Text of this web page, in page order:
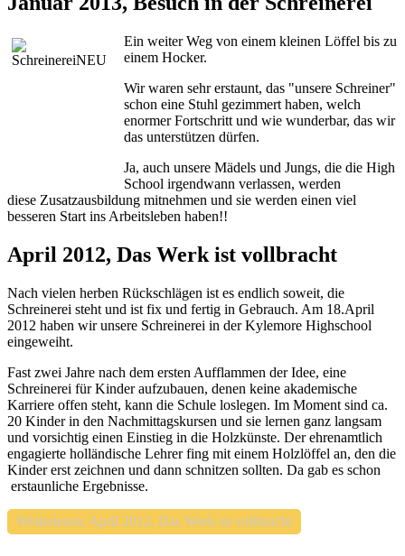
Ein weiter Weg von einem kleinen Löffel bis zu
einem Hocker.
Wir waren sehr erstaunt, das "unsere Schreiner"
schon eine Stuhl gezimmert haben, welch
enormer Fortschritt und wie wunderbar, das wir
das unterstützen dürfen.
Ja, auch unsere Mädels und Jungs, die die High
School irgendwann verlassen, werden
diese Zusatzausbildung mitnehmen und sie werden einen viel
besseren Start ins Arbeitsleben haben!!
April 2012, Das Werk ist vollbracht
Nach vielen herben Rückschlägen ist es endlich soweit, die
Schreinerei steht und ist fix und fertig in Gebrauch. Am 18.April
2012 haben wir unsere Schreinerei in der Kylemore Highschool
eingeweiht.
Fast zwei Jahre nach dem ersten Aufflammen der Idee, eine
Schreinerei für Kinder aufzubauen, denen keine akademische
Karriere offen steht, kann die Schule loslegen. Im Moment sind ca.
20 Kinder in den Nachmittagskursen und sie lernen ganz langsam
und vorsichtig einen Einstieg in die Holzkünste. Der ehrenamtlich
engagierte holländische Lehrer fing mit einem Holzlöffel an, den die
Kinder erst zeichnen und dann schnitzen sollten. Da gab es schon
erstaunliche Ergebnisse.
Weiterlesen: April 2012, Das Werk ist vollbracht